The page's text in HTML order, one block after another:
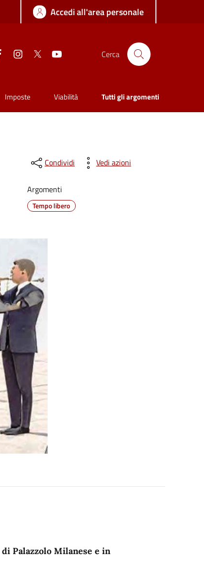
Accedi all'area personale
Facebook InstagramTwitter Cerca
Imposte Viabilità Tutti gli argomenti
Condividi Vedi azioni
Argomenti
Tempo libero
di Palazzolo Milanese e in